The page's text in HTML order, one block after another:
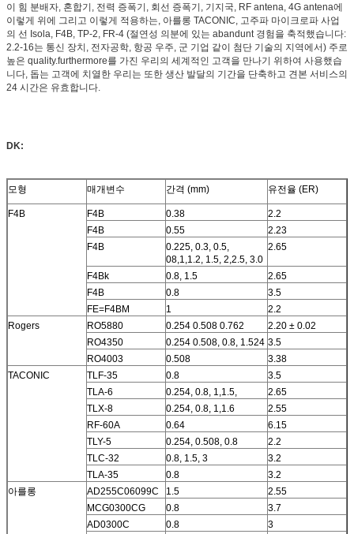
이 힘 분배자, 혼합기, 전력 증폭기, 회선 증폭기, 기지국, RF antena, 4G antena에
이렇게 위에 그리고 이렇게 적용하는, 아를롱 TACONIC, 고주파 마이크로파 사업
의 선 Isola, F4B, TP-2, FR-4 (절연성 의분에 있는 abandunt 경험을 축적했습니다:
2.2-16는 통신 장치, 전자공학, 항공 우주, 군 기업 같이 첨단 기술의 지역에서) 주로
높은 quality.furthermore를 가진 우리의 세계적인 고객을 만나기 위하여 사용했습
니다, 돕는 고객에 치열한 우리는 또한 생산 발달의 기간을 단축하고 견본 서비스의
24 시간은 유효합니다.
DK:
모형 매개변수 간격 (mm) 유전율 (ER)
F4B F4B 0.38
2.2
F4B
0.55
2.23
F4B
0.225, 0.3, 0.5,
08,1,1.2, 1.5, 2,2.5, 3.0
2.65
F4Bk 0.8, 1.5
2.65
F4B
0.8
3.5
FE=F4BM
1
2.2
Rogers
RO5880 0.254 0.508 0.762
2.20 ± 0.02
RO4350
0.254 0.508, 0.8, 1.524 3.5
RO4003
0.508
3.38
TACONIC
TLF-35 0.8
3.5
TLA-6
0.254, 0.8, 1,1.5,
2.65
TLX-8
0.254, 0.8, 1,1.6
2.55
RF-60A
0.64
6.15
TLY-5
0.254, 0.508, 0.8
2.2
TLC-32
0.8, 1.5, 3
3.2
TLA-35
0.8
3.2
아를롱
AD255C06099C 1.5
2.55
MCG0300CG
0.8
3.7
AD0300C
0.8
3